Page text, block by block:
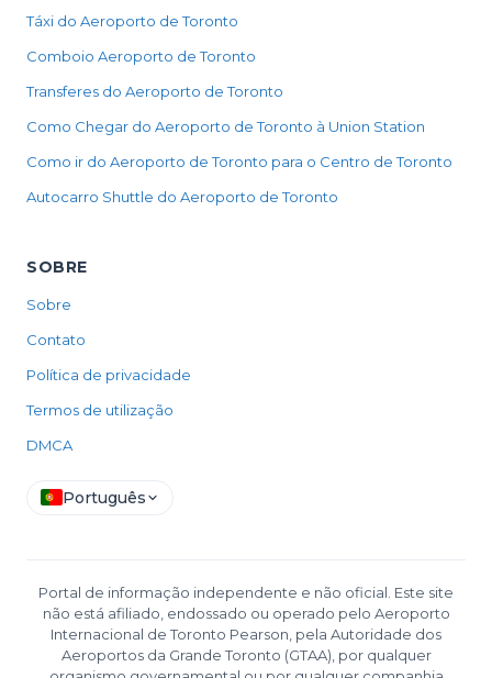
Táxi do Aeroporto de Toronto
Comboio Aeroporto de Toronto
Transferes do Aeroporto de Toronto
Como Chegar do Aeroporto de Toronto à Union Station
Como ir do Aeroporto de Toronto para o Centro de Toronto
Autocarro Shuttle do Aeroporto de Toronto
SOBRE
Sobre
Contato
Política de privacidade
Termos de utilização
DMCA
Português
Portal de informação independente e não oficial. Este site
não está afiliado, endossado ou operado pelo Aeroporto
Internacional de Toronto Pearson, pela Autoridade dos
Aeroportos da Grande Toronto (GTAA), por qualquer